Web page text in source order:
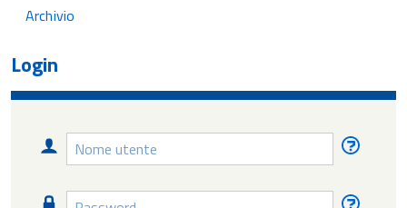
Archivio
Login
Nome
utente
Password